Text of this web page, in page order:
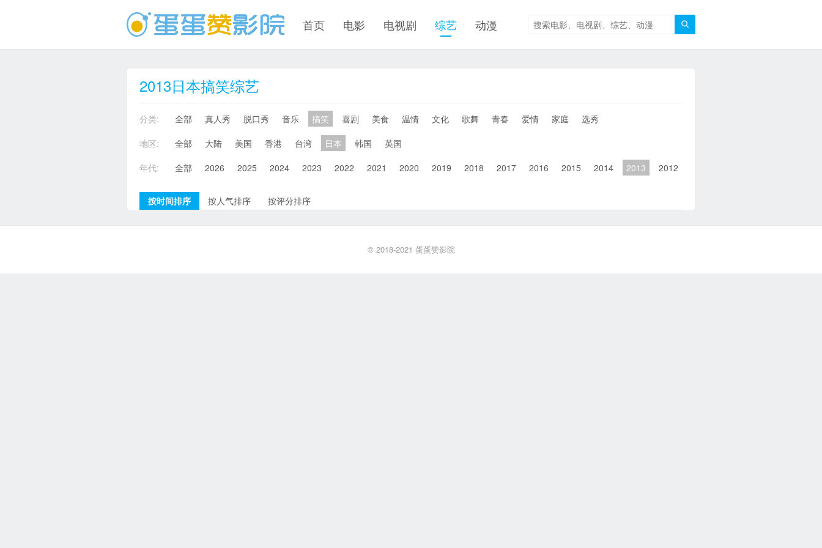

首页 电影 电视剧 综艺 动漫
2013日本搞笑综艺
分类: 全部 真人秀 脱口秀 音乐 搞笑 喜剧 美食 温情 文化 歌舞 青春 爱情 家庭
选秀
地区:
全部 大陆 美国 香港 台湾 日本 韩国
英国
年代:
全部 2026 2025 2024 2023 2022 2021 2020 2019 2018 2017 2016 2015 2014 2013 2012
按时间排序 按人气排序 按评分排序
© 2018-2021 蛋蛋赞影院